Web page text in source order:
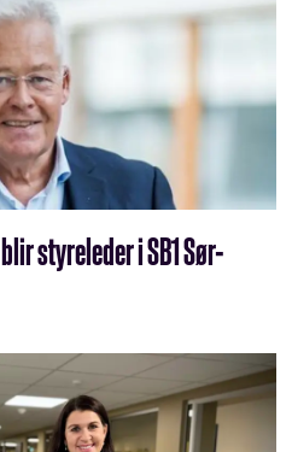
styreleder i SB1 Sør-